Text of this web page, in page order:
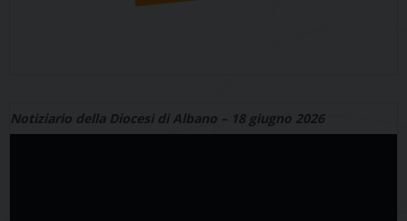
Notiziario della Diocesi di Albano – 18 giugno 2026